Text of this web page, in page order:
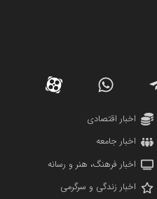
اخبار اقتصادی
اخبار جامعه
اخبار فرهنگ، هنر و رسانه
اخبار زندگی و سرگرمی